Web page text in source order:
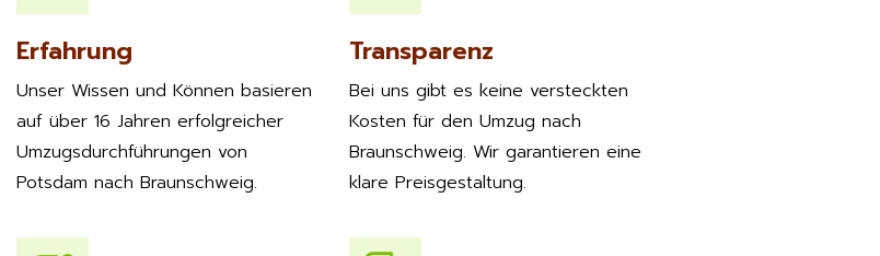
Erfahrung
Unser Wissen und Können basieren
auf über 16 Jahren erfolgreicher
Umzugsdurchführungen von
Potsdam nach Braunschweig.
Transparenz
Bei uns gibt es keine versteckten
Kosten für den Umzug nach
Braunschweig. Wir garantieren eine
klare Preisgestaltung.